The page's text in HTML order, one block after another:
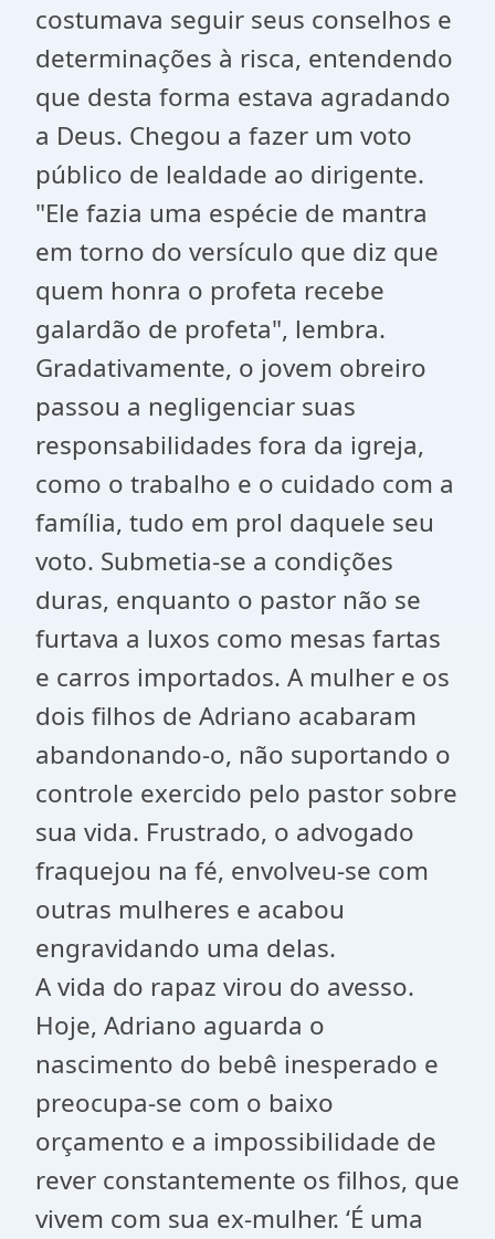
costumava seguir seus conselhos e
determinações à risca, entendendo
que desta forma estava agradando
a Deus. Chegou a fazer um voto
público de lealdade ao dirigente.
"Ele fazia uma espécie de mantra
em torno do versículo que diz que
quem honra o profeta recebe
galardão de profeta", lembra.
Gradativamente, o jovem obreiro
passou a negligenciar suas
responsabilidades fora da igreja,
como o trabalho e o cuidado com a
família, tudo em prol daquele seu
voto. Submetia-se a condições
duras, enquanto o pastor não se
furtava a luxos como mesas fartas
e carros importados. A mulher e os
dois filhos de Adriano acabaram
abandonando-o, não suportando o
controle exercido pelo pastor sobre
sua vida. Frustrado, o advogado
fraquejou na fé, envolveu-se com
outras mulheres e acabou
engravidando uma delas.
A vida do rapaz virou do avesso.
Hoje, Adriano aguarda o
nascimento do bebê inesperado e
preocupa-se com o baixo
orçamento e a impossibilidade de
rever constantemente os filhos, que
vivem com sua ex-mulher. ‘É uma